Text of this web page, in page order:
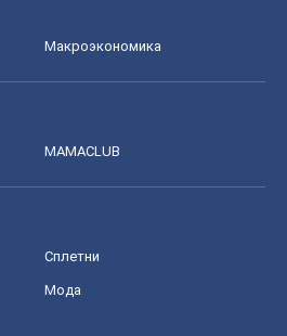
Mакроэкономика
MAMACLUB
Сплетни
Мода